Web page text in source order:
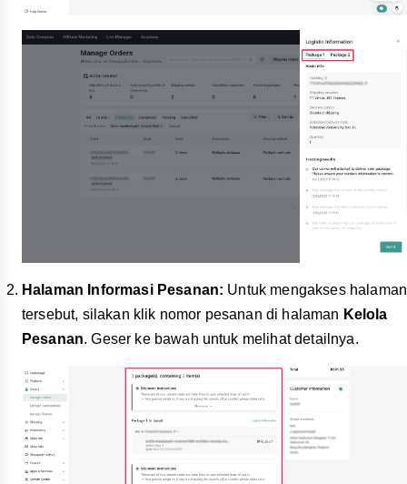
Halaman Informasi Pesanan: Untuk mengakses halaman
tersebut, silakan klik nomor pesanan di halaman Kelola
Pesanan. Geser ke bawah untuk melihat detailnya.